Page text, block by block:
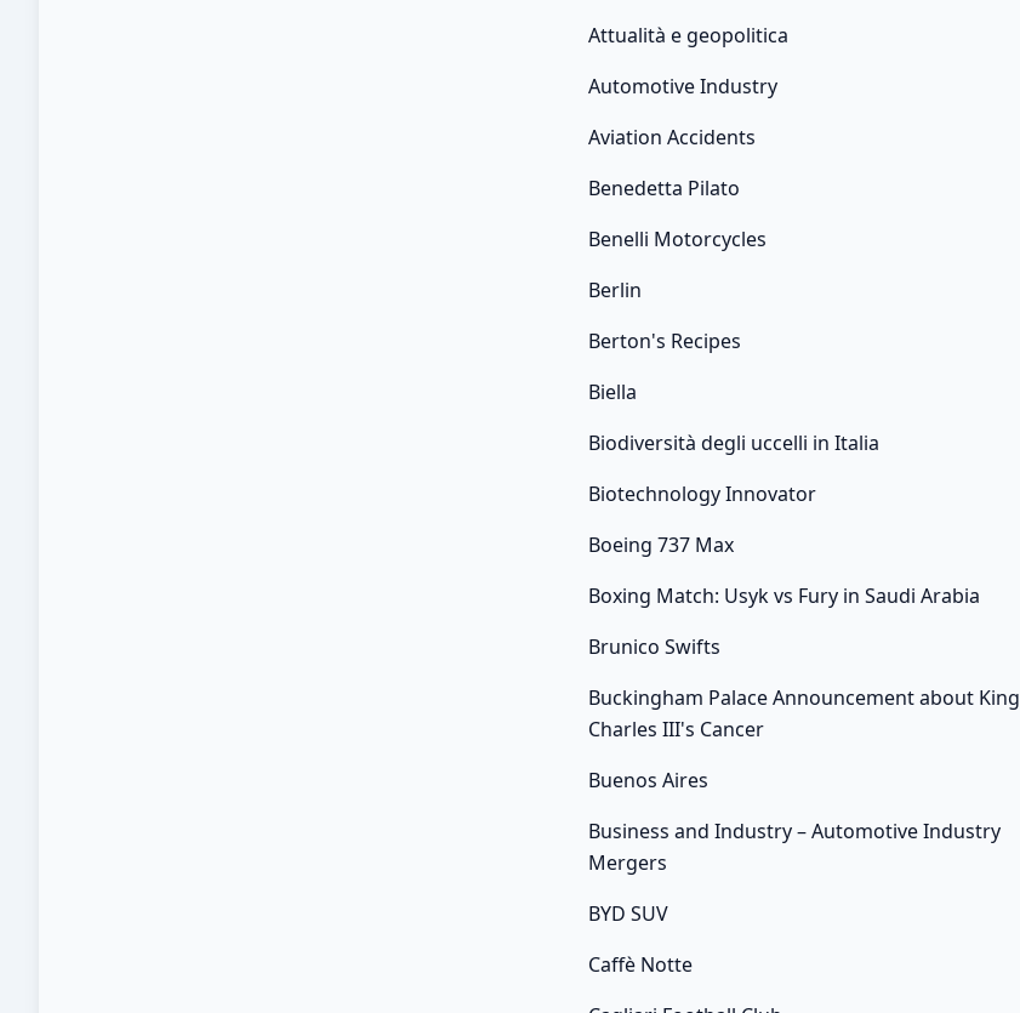
Attualità e geopolitica
Automotive Industry
Aviation Accidents
Benedetta Pilato
Benelli Motorcycles
Berlin
Berton's Recipes
Biella
Biodiversità degli uccelli in Italia
Biotechnology Innovator
Boeing 737 Max
Boxing Match: Usyk vs Fury in Saudi Arabia
Brunico Swifts
Buckingham Palace Announcement about King
Charles III's Cancer
Buenos Aires
Business and Industry – Automotive Industry
Mergers
BYD SUV
Caffè Notte